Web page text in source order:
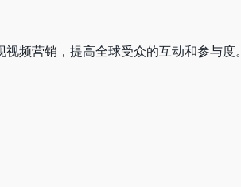
频营销，提高全球受众的互动和参与度